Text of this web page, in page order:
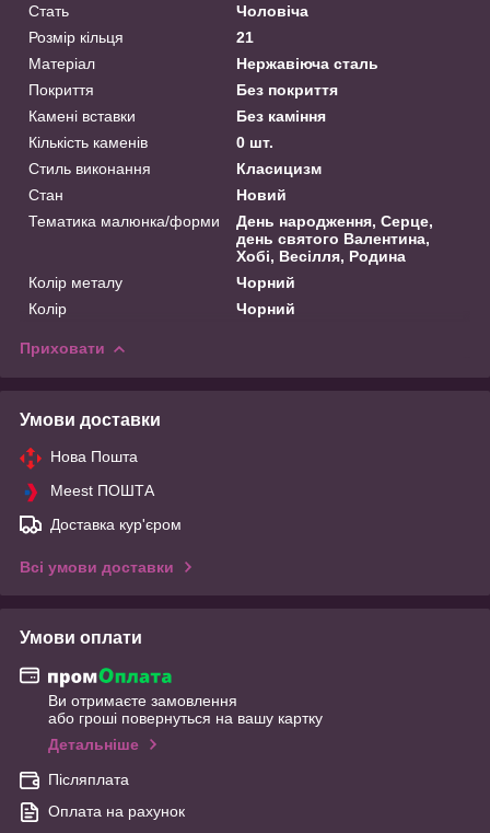
Стать
Чоловіча
Розмір кільця
21
Матеріал
Нержавіюча сталь
Покриття
Без покриття
Камені вставки
Без каміння
Кількість каменів
0 шт.
Стиль виконання
Класицизм
Стан
Новий
Тематика малюнка/форми
День народження, Серце,
день святого Валентина,
Хобі, Весілля, Родина
Колір металу
Чорний
Колір
Чорний
Приховати
Умови доставки
Нова Пошта
Meest ПОШТА
Доставка кур'єром
Всі умови доставки
Умови оплати
Ви отримаєте замовлення
або гроші повернуться на вашу картку
Детальніше
Післяплата
Оплата на рахунок